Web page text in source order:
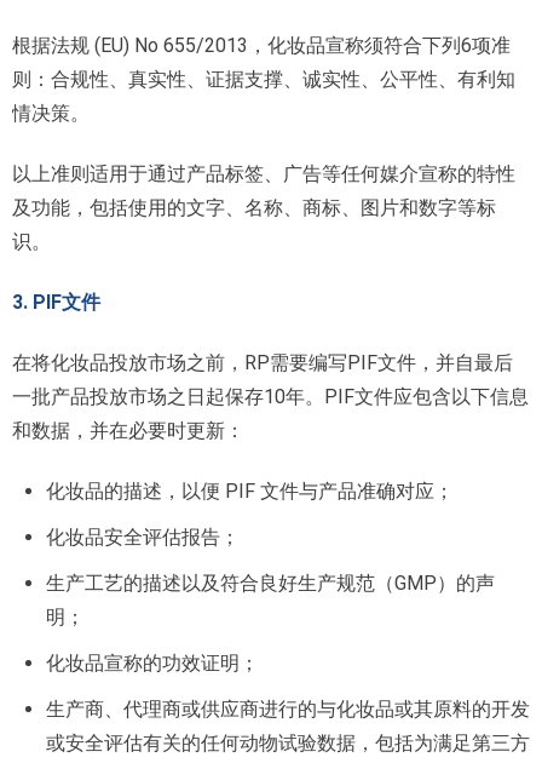
根据法规 (EU) No 655/2013，化妆品宣称须符合下列6项准
则：合规性、真实性、证据支撑、诚实性、公平性、有利知
情决策。
以上准则适用于通过产品标签、广告等任何媒介宣称的特性
及功能，包括使用的文字、名称、商标、图片和数字等标
识。
3. PIF文件
在将化妆品投放市场之前，RP需要编写PIF文件，并自最后
一批产品投放市场之日起保存10年。PIF文件应包含以下信息
和数据，并在必要时更新：
化妆品的描述，以便 PIF 文件与产品准确对应；
化妆品安全评估报告；
生产工艺的描述以及符合良好生产规范（GMP）的声
明；
化妆品宣称的功效证明；
生产商、代理商或供应商进行的与化妆品或其原料的开发
或安全评估有关的任何动物试验数据，包括为满足第三方